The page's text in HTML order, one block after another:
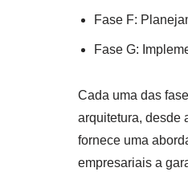
Fase F:
Fase G:
Cada uma das
arquitetura, desde
fornece uma
empresariais a